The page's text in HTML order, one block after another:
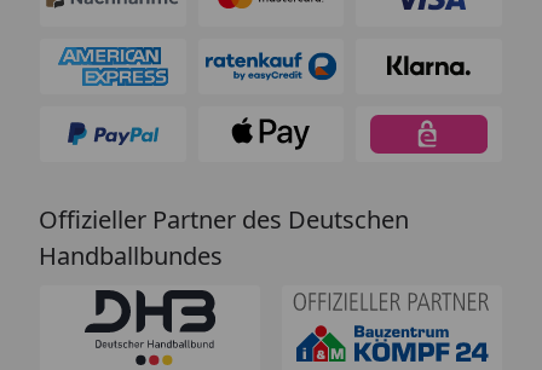
Offizieller Partner des Deutschen
Handballbundes